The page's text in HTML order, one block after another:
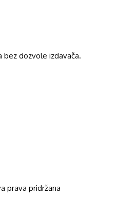
bez dozvole izdavača.
prava pridržana